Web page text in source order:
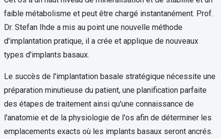
faible métabolisme et peut être chargé instantanément. Prof.
Dr. Stefan Ihde a mis au point une nouvelle méthode
d'implantation pratique, il a crée et applique de nouveaux
types d'implants basaux.
Le succès de l'implantation basale stratégique nécessite une
préparation minutieuse du patient, une planification parfaite
des étapes de traitement ainsi qu'une connaissance de
l'anatomie et de la physiologie de l'os afin de déterminer les
emplacements exacts où les implants basaux seront ancrés.